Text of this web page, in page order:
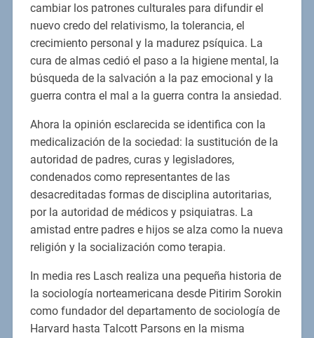
cambiar los patrones culturales para difundir el
nuevo credo del relativismo, la tolerancia, el
crecimiento personal y la madurez psíquica. La
cura de almas cedió el paso a la higiene mental, la
búsqueda de la salvación a la paz emocional y la
guerra contra el mal a la guerra contra la ansiedad.
Ahora la opinión esclarecida se identifica con la
medicalización de la sociedad: la sustitución de la
autoridad de padres, curas y legisladores,
condenados como representantes de las
desacreditadas formas de disciplina autoritarias,
por la autoridad de médicos y psiquiatras. La
amistad entre padres e hijos se alza como la nueva
religión y la socialización como terapia.
In media res Lasch realiza una pequeña historia de
la sociología norteamericana desde Pitirim Sorokin
como fundador del departamento de sociología de
Harvard hasta Talcott Parsons en la misma